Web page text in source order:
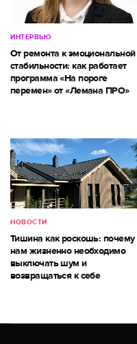
ИНТЕРВЬЮ
От ремонта к эмоциональной
стабильности: как работает
программа «На пороге
перемен» от «Лемана ПРО»
НОВОСТИ
Тишина как роскошь: почему
нам жизненно необходимо
выключать шум и
возвращаться к себе